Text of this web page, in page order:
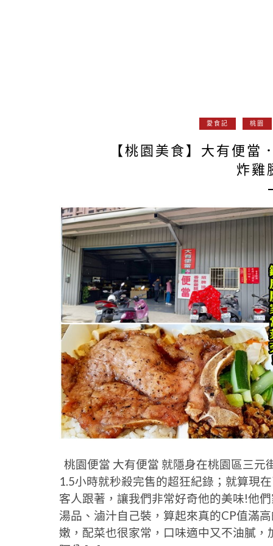
愛食記 桃園
【桃園美食】大有便當
炸雞
桃園便當 大有便當 就隱身在桃園區三
1.5小時就秒殺完售的超狂紀錄；就算現
客人跟著，讓我們非常好奇他的美味!他
湯品、滷汁自己裝，算起來真的CP值滿
嫩，配菜也很家常，口味適中又不油膩